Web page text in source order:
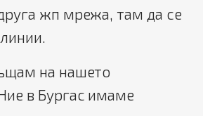
жп мрежа, там да се
на нашето
в Бургас имаме